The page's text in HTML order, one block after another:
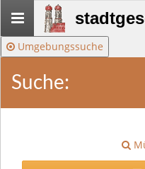
Stadtgeschichte-
München
Umgebungssuche
Suche: